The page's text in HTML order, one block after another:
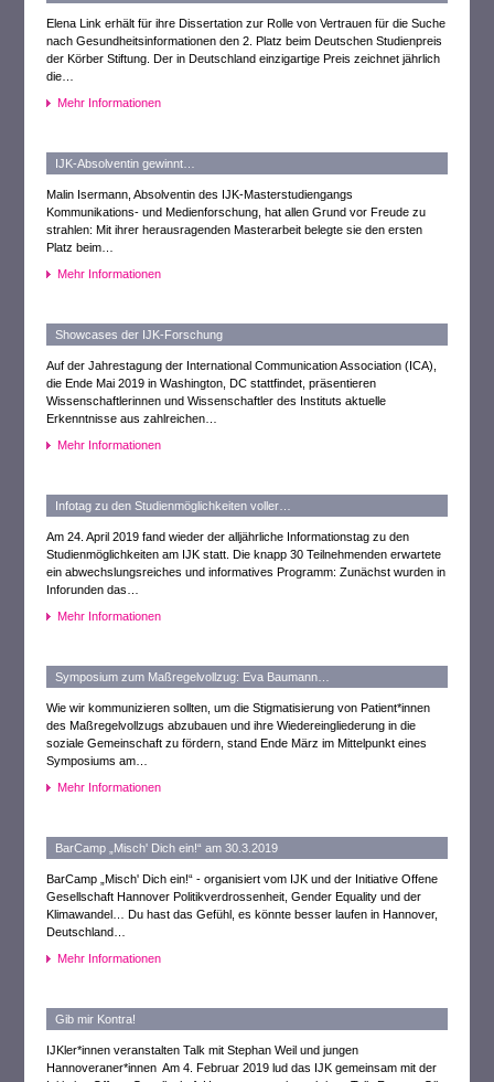
Elena Link erhält für ihre Dissertation zur Rolle von Vertrauen für die Suche
nach Gesundheitsinformationen den 2. Platz beim Deutschen Studienpreis
der Körber Stiftung. Der in Deutschland einzigartige Preis zeichnet jährlich
die…
Mehr Informationen
IJK-Absolventin gewinnt…
Malin Isermann, Absolventin des IJK-Masterstudiengangs
Kommunikations- und Medienforschung, hat allen Grund vor Freude zu
strahlen: Mit ihrer herausragenden Masterarbeit belegte sie den ersten
Platz beim…
Mehr Informationen
Showcases der IJK-Forschung
Auf der Jahrestagung der International Communication Association (ICA),
die Ende Mai 2019 in Washington, DC stattfindet, präsentieren
Wissenschaftlerinnen und Wissenschaftler des Instituts aktuelle
Erkenntnisse aus zahlreichen…
Mehr Informationen
Infotag zu den Studienmöglichkeiten voller…
Am 24. April 2019 fand wieder der alljährliche Informationstag zu den
Studienmöglichkeiten am IJK statt. Die knapp 30 Teilnehmenden erwartete
ein abwechslungsreiches und informatives Programm: Zunächst wurden in
Inforunden das…
Mehr Informationen
Symposium zum Maßregelvollzug: Eva Baumann…
Wie wir kommunizieren sollten, um die Stigmatisierung von Patient*innen
des Maßregelvollzugs abzubauen und ihre Wiedereingliederung in die
soziale Gemeinschaft zu fördern, stand Ende März im Mittelpunkt eines
Symposiums am…
Mehr Informationen
BarCamp „Misch' Dich ein!“ am 30.3.2019
BarCamp „Misch' Dich ein!“ - organisiert vom IJK und der Initiative Offene
Gesellschaft Hannover Politikverdrossenheit, Gender Equality und der
Klimawandel… Du hast das Gefühl, es könnte besser laufen in Hannover,
Deutschland…
Mehr Informationen
Gib mir Kontra!
IJKler*innen veranstalten Talk mit Stephan Weil und jungen
Hannoveraner*innen Am 4. Februar 2019 lud das IJK gemeinsam mit der